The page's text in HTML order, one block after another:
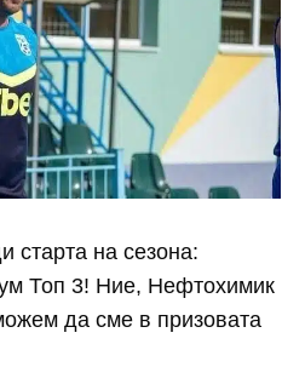
старта на сезона:
Топ 3! Ние, Нефтохимик
да сме в призовата